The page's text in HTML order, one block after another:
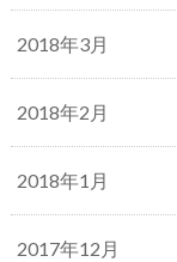
2018年3月
2018年2月
2018年1月
2017年12月